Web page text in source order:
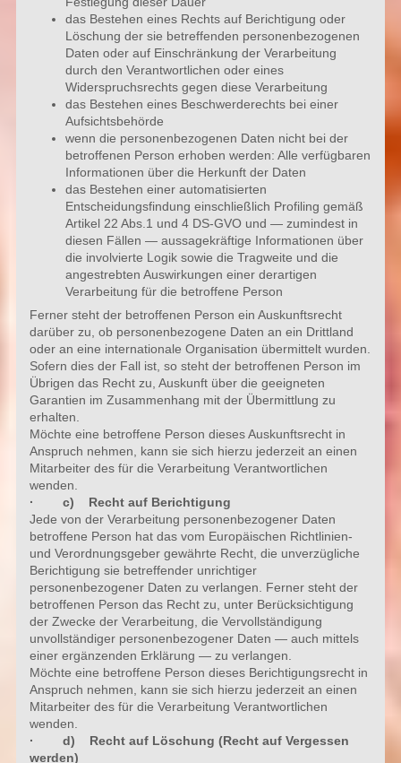
das Bestehen eines Rechts auf Berichtigung oder
Löschung der sie betreffenden personenbezogenen
Daten oder auf Einschränkung der Verarbeitung
durch den Verantwortlichen oder eines
Widerspruchsrechts gegen diese Verarbeitung
das Bestehen eines Beschwerderechts bei einer
Aufsichtsbehörde
wenn die personenbezogenen Daten nicht bei der
betroffenen Person erhoben werden: Alle verfügbaren
Informationen über die Herkunft der Daten
das Bestehen einer automatisierten
Entscheidungsfindung einschließlich Profiling gemäß
Artikel 22 Abs.1 und 4 DS-GVO und — zumindest in
diesen Fällen — aussagekräftige Informationen über
die involvierte Logik sowie die Tragweite und die
angestrebten Auswirkungen einer derartigen
Verarbeitung für die betroffene Person
Ferner steht der betroffenen Person ein Auskunftsrecht
darüber zu, ob personenbezogene Daten an ein Drittland
oder an eine internationale Organisation übermittelt wurden.
Sofern dies der Fall ist, so steht der betroffenen Person im
Übrigen das Recht zu, Auskunft über die geeigneten
Garantien im Zusammenhang mit der Übermittlung zu
erhalten.
Möchte eine betroffene Person dieses Auskunftsrecht in
Anspruch nehmen, kann sie sich hierzu jederzeit an einen
Mitarbeiter des für die Verarbeitung Verantwortlichen
wenden.
· c) Recht auf Berichtigung
Jede von der Verarbeitung personenbezogener Daten
betroffene Person hat das vom Europäischen Richtlinien-
und Verordnungsgeber gewährte Recht, die unverzügliche
Berichtigung sie betreffender unrichtiger
personenbezogener Daten zu verlangen. Ferner steht der
betroffenen Person das Recht zu, unter Berücksichtigung
der Zwecke der Verarbeitung, die Vervollständigung
unvollständiger personenbezogener Daten — auch mittels
einer ergänzenden Erklärung — zu verlangen.
Möchte eine betroffene Person dieses Berichtigungsrecht in
Anspruch nehmen, kann sie sich hierzu jederzeit an einen
Mitarbeiter des für die Verarbeitung Verantwortlichen
wenden.
· d) Recht auf Löschung (Recht auf Vergessen
werden)